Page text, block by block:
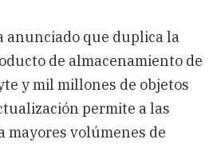
anunciado que duplica la
de almacenamiento de
y mil millones de objetos
permite a las
mayores volúmenes de